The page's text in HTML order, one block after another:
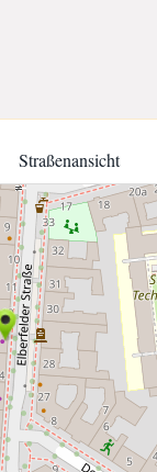
Straßenansicht